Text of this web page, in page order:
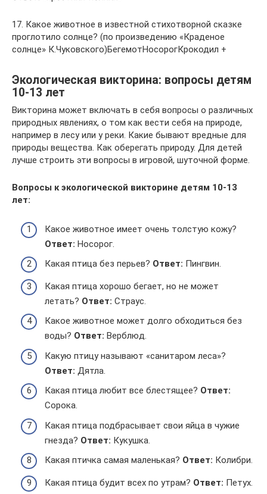
17. Какое животное в известной стихотворной сказке
проглотило солнце? (по произведению «Краденое
солнце» К.Чуковского)БегемотНосорогКрокодил +
Экологическая викторина: вопросы детям
10-13 лет
Викторина может включать в себя вопросы о различных
природных явлениях, о том как вести себя на природе,
например в лесу или у реки. Какие бывают вредные для
природы вещества. Как оберегать природу. Для детей
лучше строить эти вопросы в игровой, шуточной форме.
Вопросы к экологической викторине детям 10-13
лет:
Какое животное имеет очень толстую кожу?
Ответ: Носорог.
Какая птица без перьев? Ответ: Пингвин.
Какая птица хорошо бегает, но не может
летать? Ответ: Страус.
Какое животное может долго обходиться без
воды? Ответ: Верблюд.
Какую птицу называют «санитаром леса»?
Ответ: Дятла.
Какая птица любит все блестящее? Ответ:
Сорока.
Какая птица подбрасывает свои яйца в чужие
гнезда? Ответ: Кукушка.
Какая птичка самая маленькая? Ответ: Колибри.
Какая птица будит всех по утрам? Ответ: Петух.